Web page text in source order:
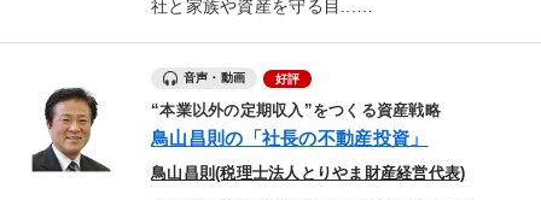
社と家族や資産を守る目...…
音声・動画 好評
“本業以外の定期収入”をつくる資産戦略
鳥山昌則の「社長の不動産投資」
鳥山昌則(税理士法人とりやま財産経営代表)